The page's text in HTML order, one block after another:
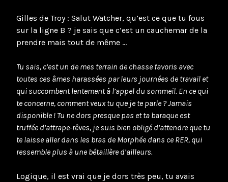
Gilles de Troy : Salut Watcher, qu’est ce que tu fous
sur la ligne B ? je sais que c’est un cauchemar de la
prendre mais tout de même …
Tu sais, c’est un de mes terrain de chasse favoris avec
toutes ces âmes harassées par leurs journées de travail et
qui succombent lentement à l’appel du sommeil. En ce qui
te concerne, comment veux tu que je te parle ? Jamais
disponible ! Tu ne dors presque pas et ta baraque est
truffée d’attrape-rêves, je suis bien obligé d’attendre que tu
te laisse aller dans les bras de Morphée dans ce RER, qui
ressemble plus à une bétaillère d’ailleurs.
Logique, il est vrai que je dors très peu, tu avais